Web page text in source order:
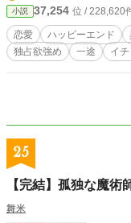
した画像を使用
かれ→い
小説 37,254 位 / 228,620
恋愛 ハッピーエンド
独占欲強め
一途 イ
25
【完結】孤独な魔術
舞米